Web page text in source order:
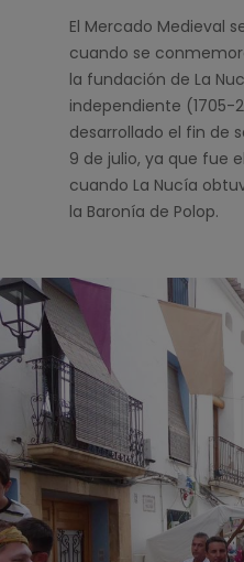
El Mercado Medieval
cuando se
la fundación de La
independiente (1705-
desarrollado el fin de
9 de julio, ya que fue
cuando La Nucía
la Baronía de Polop.